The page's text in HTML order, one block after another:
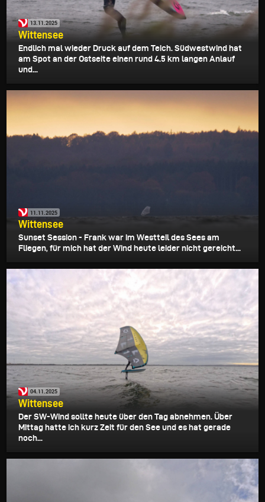
13.11.2025
Wittensee
Endlich mal wieder Druck auf dem Teich. Südwestwind hat
am Spot an der Ostseite einen rund 4.5 km langen Anlauf
und...
11.11.2025
Wittensee
Sunset Session - Frank war im Westteil des Sees am
Fliegen, für mich hat der Wind heute leider nicht gereicht...
04.11.2025
Wittensee
Der SW-Wind sollte heute über den Tag abnehmen. Über
Mittag hatte ich kurz Zeit für den See und es hat gerade
noch...